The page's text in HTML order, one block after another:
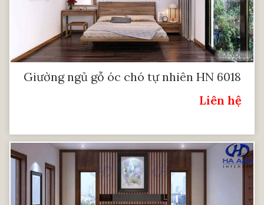
Giường ngủ gỗ óc chó tự nhiên HN 6018
Liên hệ